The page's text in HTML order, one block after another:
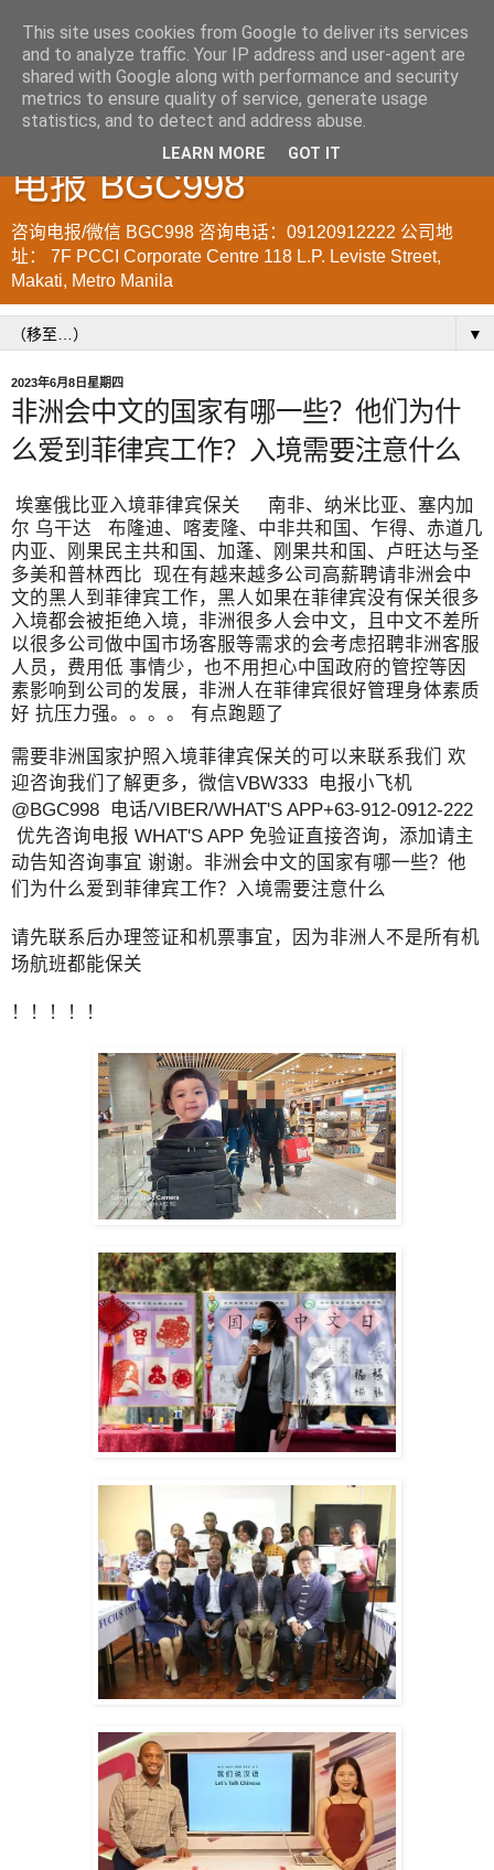
菲律宾998VISA移民公司
WWW.SRRV.DE 咨询微信/
电报 BGC998
咨询电报/微信 BGC998 咨询电话：09120912222 公司地
址： 7F PCCI Corporate Centre 118 L.P. Leviste Street,
Makati, Metro Manila
▼
2023年6月8日星期四
非洲会中文的国家有哪一些？他们为什
么爱到菲律宾工作？入境需要注意什么
埃塞俄比亚入境菲律宾保关 南非、纳米比亚、塞内加
尔 乌干达 布隆迪、喀麦隆、中非共和国、乍得、赤道几
内亚、刚果民主共和国、加蓬、刚果共和国、卢旺达与圣
多美和普林西比 现在有越来越多公司高薪聘请非洲会中
文的黑人到菲律宾工作，黑人如果在菲律宾没有保关很多
入境都会被拒绝入境，非洲很多人会中文，且中文不差所
以很多公司做中国市场客服等需求的会考虑招聘非洲客服
人员，费用低 事情少，也不用担心中国政府的管控等因
素影响到公司的发展，非洲人在菲律宾很好管理身体素质
好 抗压力强。。。。 有点跑题了
需要非洲国家护照入境菲律宾保关的可以来联系我们 欢
迎咨询我们了解更多，微信VBW333 电报小飞机
@BGC998 电话/VIBER/WHAT'S APP+63-912-0912-222
优先咨询电报 WHAT'S APP 免验证直接咨询，添加请主
动告知咨询事宜 谢谢。非洲会中文的国家有哪一些？他
们为什么爱到菲律宾工作？入境需要注意什么
请先联系后办理签证和机票事宜，因为非洲人不是所有机
场航班都能保关
！！！！！
This site uses cookies from Google to deliver its services
and to analyze traffic. Your IP address and user-agent are
shared with Google along with performance and security
metrics to ensure quality of service, generate usage
statistics, and to detect and address abuse.
LEARN MORE GOT IT